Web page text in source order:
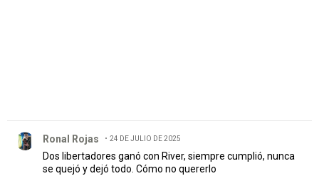
Ronal Rojas 24 DE JULIO DE 2025
Dos libertadores ganó con River, siempre cumplió, nunca
se quejó y dejó todo. Cómo no quererlo